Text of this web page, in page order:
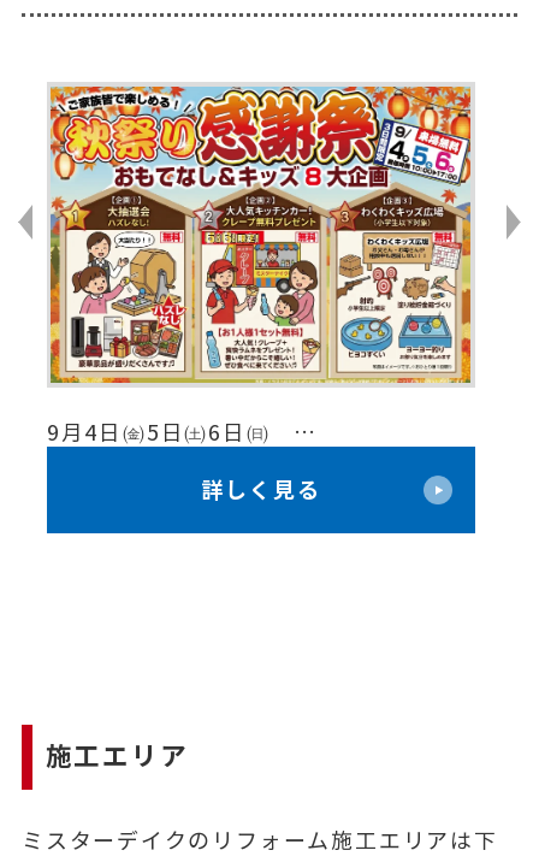
9月4日㈮5日㈯6日㈰ …
のお客様感謝祭り 開催！
詳しく見る
施工エリア
ミスターデイクのリフォーム施工エリアは下